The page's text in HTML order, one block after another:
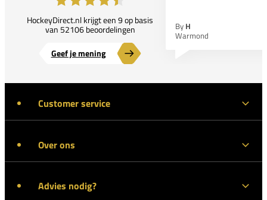
HockeyDirect.nl krijgt een 9 op basis
van 52106 beoordelingen
Geef je mening
By H
Warmond
Customer service
Over ons
Advies nodig?